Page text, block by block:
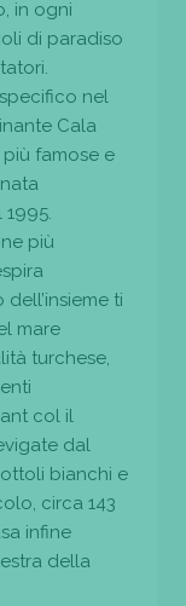
in ogni
di paradiso
nel
Cala
famose e
più
ti
mare
turchese,
col il
dal
bianchi e
circa 143
infine
della